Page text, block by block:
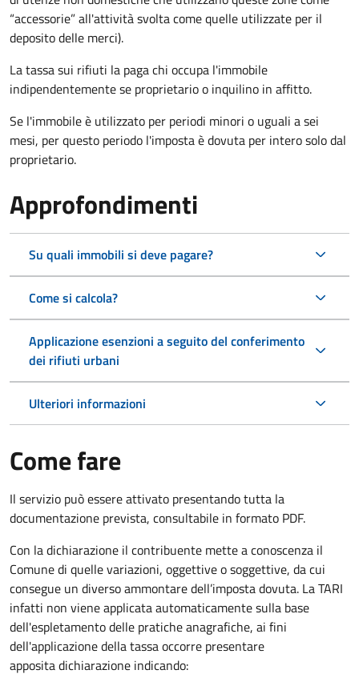
“accessorie” all'attività svolta come quelle utilizzate per il
deposito delle merci).
La tassa sui rifiuti la paga chi occupa l'immobile
indipendentemente se proprietario o inquilino in affitto.
Se l'immobile è utilizzato per periodi minori o uguali a sei
mesi, per questo periodo l'imposta è dovuta per intero solo dal
proprietario.
Approfondimenti
Su quali immobili si deve pagare?
Come si calcola?
Applicazione esenzioni a seguito del conferimento
dei rifiuti urbani
Ulteriori informazioni
Come fare
Il servizio può essere attivato presentando tutta la
documentazione prevista, consultabile in formato PDF.
Con la dichiarazione il contribuente mette a conoscenza il
Comune di quelle variazioni, oggettive o soggettive, da cui
consegue un diverso ammontare dell’imposta dovuta. La TARI
infatti non viene applicata automaticamente sulla base
dell'espletamento delle pratiche anagrafiche, ai fini
dell'applicazione della tassa occorre presentare
apposita dichiarazione indicando: